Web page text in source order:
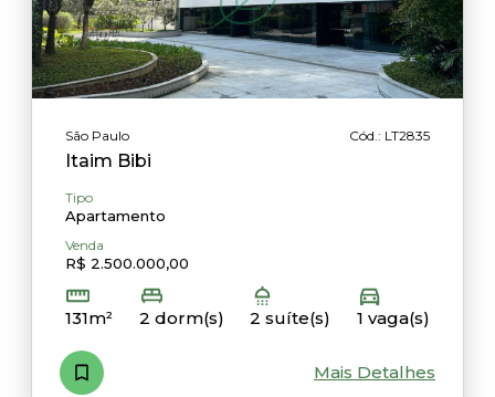
São Paulo Cód.: LT2835
Itaim Bibi
Tipo
Apartamento
Venda
R$ 2.500.000,00
131m² 2 dorm(s) 2 suíte(s) 1 vaga(s)
Mais Detalhes